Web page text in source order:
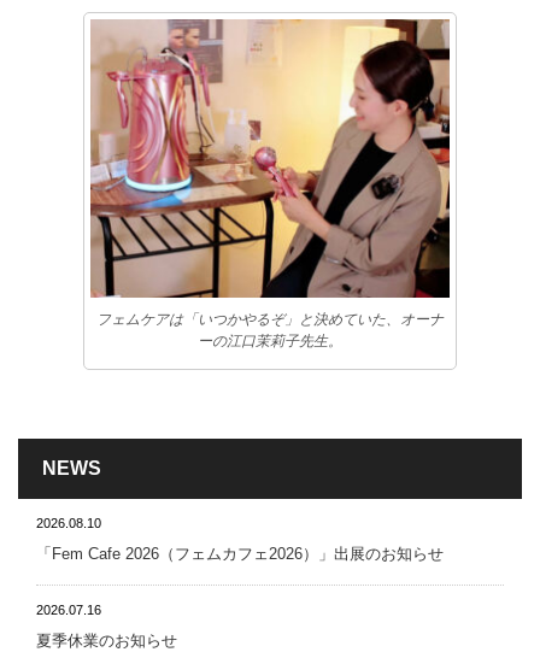
フェムケアは「いつかやるぞ」と決めていた、オーナ
ーの江口茉莉子先生。
NEWS
2026.08.10
「Fem Cafe 2026（フェムカフェ2026）」出展のお知らせ
2026.07.16
夏季休業のお知らせ